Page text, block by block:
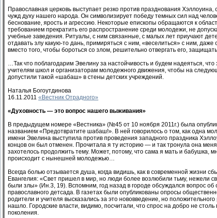
Православная церковь выступает резко против празднования Хэллоуина,
чужд духу нашего народа. Он символизирует победу темных сил над
беснование, ярость и агрессию. Некоторые епископы обращаются к
требованием прекратить его распространение среди молодежи, не
учебные заведения. Ритуалы, с ним связанные, с малых лет приучают
отдавать злу какую-то дань, примиряться с ним, «веселиться» с ним, даже
вместо того, чтобы бороться со злом, решительно отвергать его,
…Так что поблагодарим Эвелину за настойчивость и будем надеяться, что
учителям школ и организаторам молодежного движения, чтобы на
допустили такой «шабаш» в стены детских учреждений.
Наталья Богоутдинова
16.11.2011 «Вестник Отрадного»
«Духовность — это вопрос нашего выживания»
В предыдущем номере «Вестника» (№45 от 10 ноября 2011г.) была
названием «Предотвратите шабаш!». В ней говорилось о том, как одна
имени Эвелина выступила против проведения западного праздника
концов он был отменен. Прочитала я ту историю — и так тронула она
захотелось продолжить тему. Может, потому, что сама я мать и бабушка,
происходит с нынешней молодежью…
Всегда болью отзывается душа, когда видишь, как в современной жизни
Евангелия: «Свет пришел в мир, но люди более возлюбили тьму, нежели
были злы» (Ин.3, 19). Вспомним, год назад в городе обсуждался вопрос об
православного детсада. В газетах были опубликованы опросы
родители и учителя высказались за это нововведение, но
нашло. Городские власти, видимо, посчитали, что спрос на добро не
поколения.